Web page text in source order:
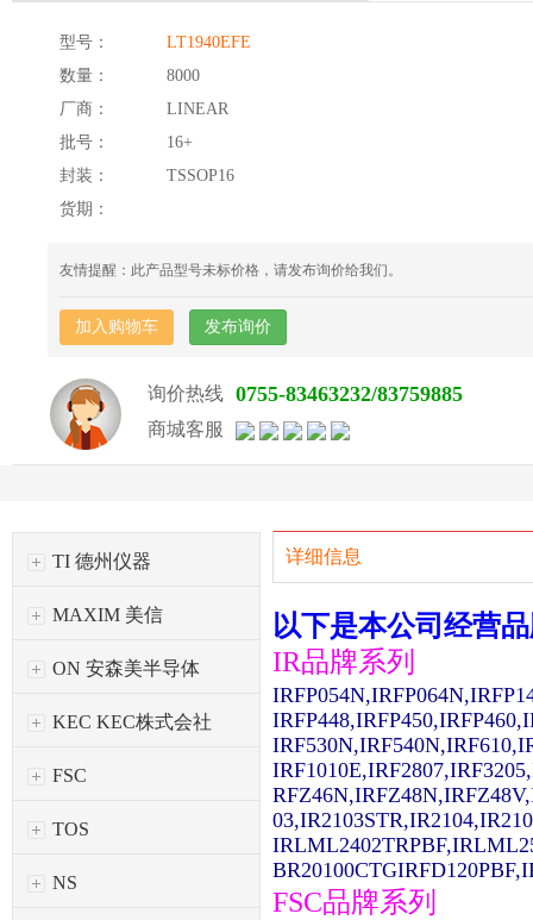
型号：
LT1940EFE
数量：
8000
厂商：
LINEAR
批号：
16+
封装：
TSSOP16
货期：
友情提醒：此产品型号未标价格，请发布询价给我们。
加入购物车 发布询价
询价热线 0755-83463232/83759885
商城客服
TI 德州仪器
MAXIM 美信
ON 安森美半导体
KEC KEC株式会社
FSC
TOS
NS
详细信息
以下是本公司经营
IR品牌系列
FSC品牌系列